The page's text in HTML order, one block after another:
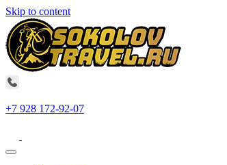
Skip to content
+7 928 172-92-07